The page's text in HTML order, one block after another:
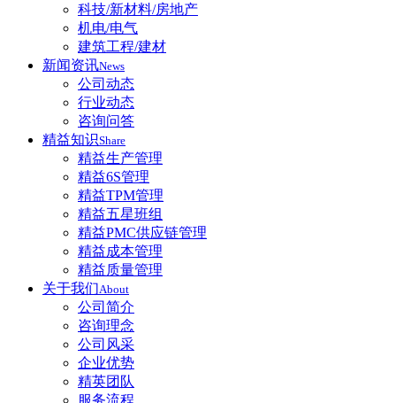
科技/新材料/房地产
机电/电气
建筑工程/建材
新闻资讯News
公司动态
行业动态
咨询问答
精益知识Share
精益生产管理
精益6S管理
精益TPM管理
精益五星班组
精益PMC供应链管理
精益成本管理
精益质量管理
关于我们About
公司简介
咨询理念
公司风采
企业优势
精英团队